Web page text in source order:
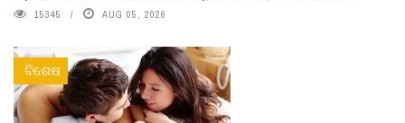
15345 AUG 05, 2026
ବିଶେଷ